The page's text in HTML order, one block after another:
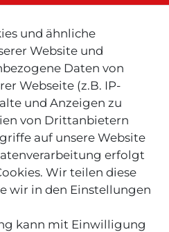
und ähnliche
Website und
Daten von
Webseite (z.B. IP-
und Anzeigen zu
von Drittanbietern
auf unsere Website
erfolgt
Wir teilen diese
wir in den Einstellungen
kann mit Einwilligung
Schweiz: